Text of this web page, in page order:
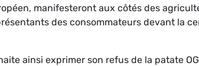
manifesteront aux côtés des
des consommateurs devant la
ainsi exprimer son refus de la patate